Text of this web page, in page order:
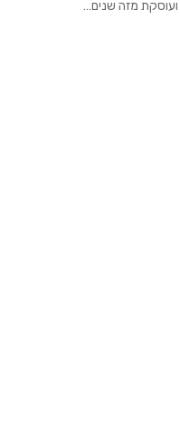
ועוסקת מזה שנים…